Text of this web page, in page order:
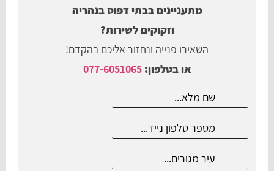
מתעניינים בבתי דפוס בנהריה
וזקוקים לשירות?
השאירו פנייה ונחזור אליכם בהקדם!
או בטלפון:077-6051065